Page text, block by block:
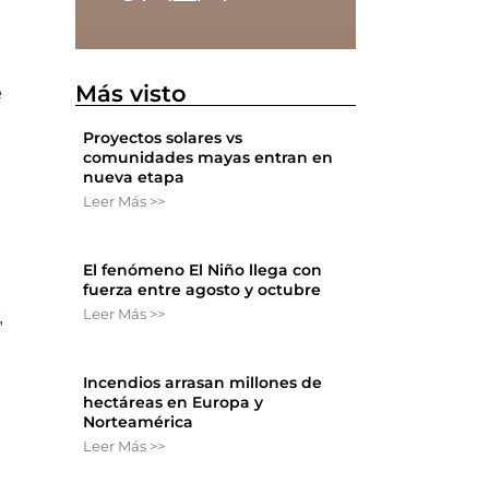
Más visto
Proyectos solares vs
comunidades mayas entran en
nueva etapa
Leer Más >>
El fenómeno El Niño llega con
fuerza entre agosto y octubre
Leer Más >>
Incendios arrasan millones de
hectáreas en Europa y
Norteamérica
Leer Más >>